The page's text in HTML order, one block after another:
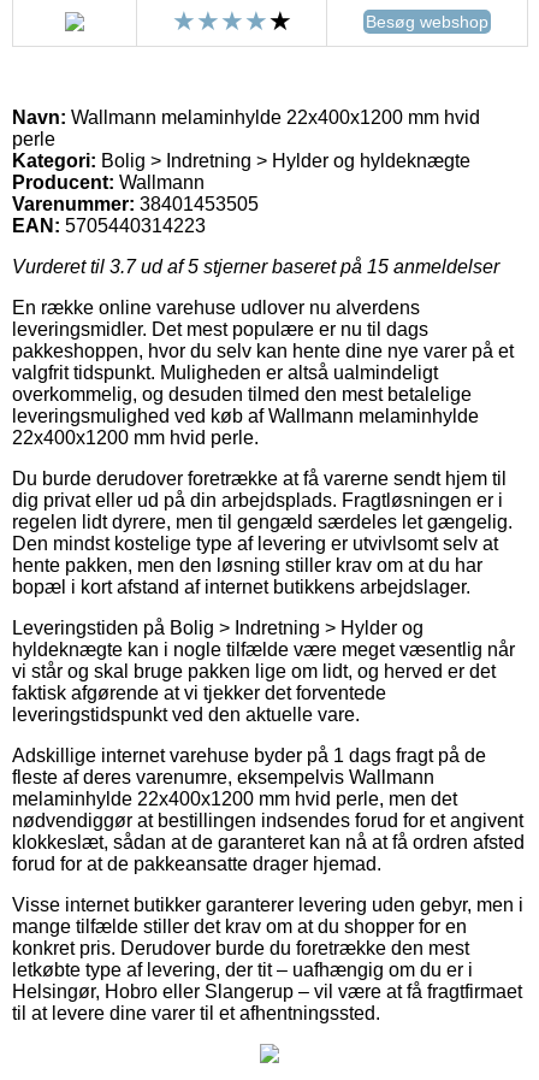
Besøg webshop
Navn: Wallmann melaminhylde 22x400x1200 mm hvid
perle
Kategori: Bolig > Indretning > Hylder og hyldeknægte
Producent: Wallmann
Varenummer: 38401453505
EAN: 5705440314223
Vurderet til 3.7ud af 5 stjerner baseret på 15 anmeldelser
En række online varehuse udlover nu alverdens
leveringsmidler. Det mest populære er nu til dags
pakkeshoppen, hvor du selv kan hente dine nye varer på et
valgfrit tidspunkt. Muligheden er altså ualmindeligt
overkommelig, og desuden tilmed den mest betalelige
leveringsmulighed ved køb af Wallmann melaminhylde
22x400x1200 mm hvid perle.
Du burde derudover foretrække at få varerne sendt hjem til
dig privat eller ud på din arbejdsplads. Fragtløsningen er i
regelen lidt dyrere, men til gengæld særdeles let gængelig.
Den mindst kostelige type af levering er utvivlsomt selv at
hente pakken, men den løsning stiller krav om at du har
bopæl i kort afstand af internet butikkens arbejdslager.
Leveringstiden på Bolig > Indretning > Hylder og
hyldeknægte kan i nogle tilfælde være meget væsentlig når
vi står og skal bruge pakken lige om lidt, og herved er det
faktisk afgørende at vi tjekker det forventede
leveringstidspunkt ved den aktuelle vare.
Adskillige internet varehuse byder på 1 dags fragt på de
fleste af deres varenumre, eksempelvis Wallmann
melaminhylde 22x400x1200 mm hvid perle, men det
nødvendiggør at bestillingen indsendes forud for et angivent
klokkeslæt, sådan at de garanteret kan nå at få ordren afsted
forud for at de pakkeansatte drager hjemad.
Visse internet butikker garanterer levering uden gebyr, men i
mange tilfælde stiller det krav om at du shopper for en
konkret pris. Derudover burde du foretrække den mest
letkøbte type af levering, der tit – uafhængig om du er i
Helsingør, Hobro eller Slangerup – vil være at få fragtfirmaet
til at levere dine varer til et afhentningssted.